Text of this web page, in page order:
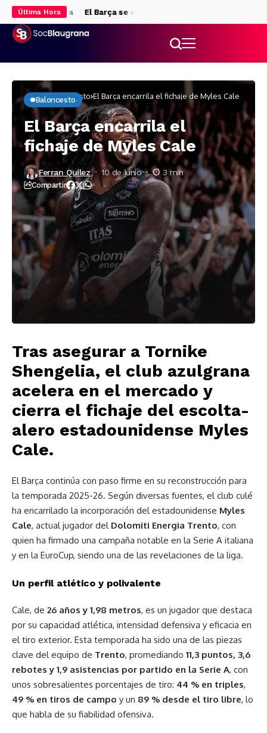
Última Hora
de Andorra El Barça se queda sin gol y pierde el Trofeo de
Inicio Baloncesto El Barça encarrila el fichaje de Myles Cale
Baloncesto
El Barça encarrila el
fichaje de Myles Cale
Ferran Quilez 10 de junio 3 min
Compartir
Tras asegurar a Tornike
Shengelia, el club azulgrana
acelera en el mercado y
cierra el fichaje del escolta-
alero estadounidense Myles
Cale.
El Barça continúa con paso firme en su reconstrucción para
la temporada 2025-26. Según diversas fuentes, el club culé
ha encarrilado la incorporación del estadounidense Myles
Cale, actual jugador del Dolomiti Energia Trento, con
quien ha firmado una campaña notable en la Serie A italiana
y en la EuroCup, siendo una de las revelaciones de la liga.
Un perfil atlético y polivalente
Cale, de 26 años y 1,98 metros, es un jugador que destaca
por su capacidad atlética, intensidad defensiva y eficacia en
el tiro exterior. Esta temporada ha sido una de las piezas
clave del equipo de Trento, promediando 11,3 puntos, 3,6
rebotes y 1,9 asistencias por partido en la Serie A, con
unos sobresalientes porcentajes de tiro: 44 % en triples,
49 % en tiros de campo y un 89 % desde el tiro libre, lo
que habla de su fiabilidad ofensiva.